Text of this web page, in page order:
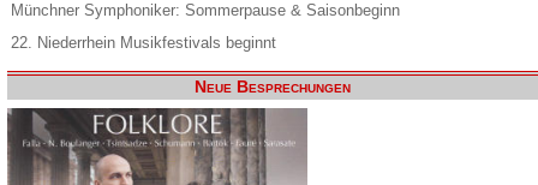
Münchner Symphoniker: Sommerpause & Saisonbeginn
22. Niederrhein Musikfestivals beginnt
Neue Besprechungen